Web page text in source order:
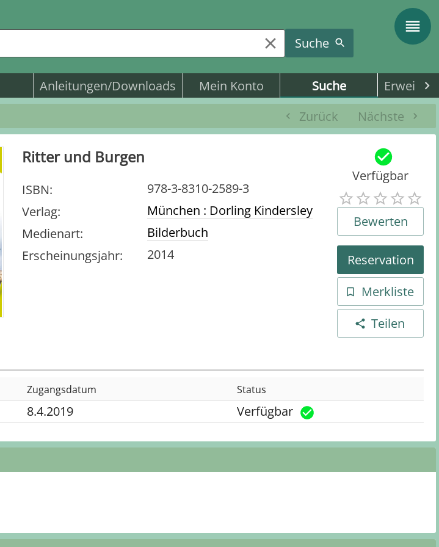
Suche
Anleitungen/Downloads Mein Konto Suche
Zurück Nächste
Ritter und Burgen
ISBN:
978-3-8310-2589-3
Verlag:
München : Dorling Kindersley
Medienart:
Bilderbuch
Erscheinungsjahr: 2014
Verfügbar
Bewerten
Reservation
Merkliste
Teilen
Zugangsdatum Status
8.4.2019 Verfügbar